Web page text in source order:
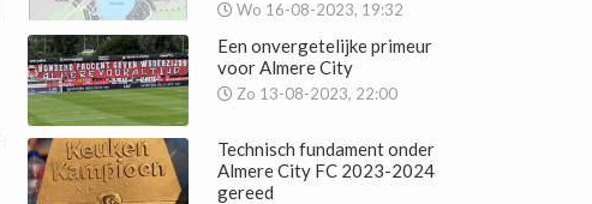
Wo 16-08-2023, 19:32
Een onvergetelijke primeur
voor Almere City
Zo 13-08-2023, 22:00
Technisch fundament onder
Almere City FC 2023-2024
gereed